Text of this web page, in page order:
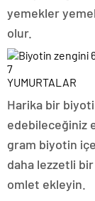
yemekler
olur.
YUMURTALAR
Harika bir
edebileceğiniz
gram biyotin
daha lezzetli
omlet ekleyin.